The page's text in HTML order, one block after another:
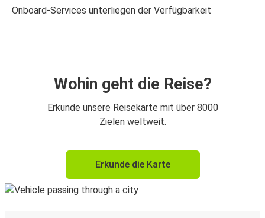
Onboard-Services unterliegen der Verfügbarkeit
Wohin geht die Reise?
Erkunde unsere Reisekarte mit über 8000
Zielen weltweit.
Erkunde die Karte